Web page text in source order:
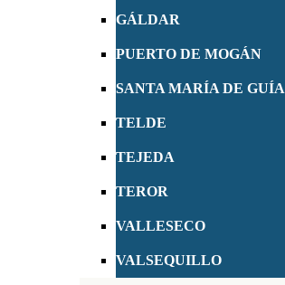
GÁLDAR
PUERTO DE MOGÁN
SANTA MARÍA DE GUÍA
TELDE
TEJEDA
TEROR
VALLESECO
VALSEQUILLO